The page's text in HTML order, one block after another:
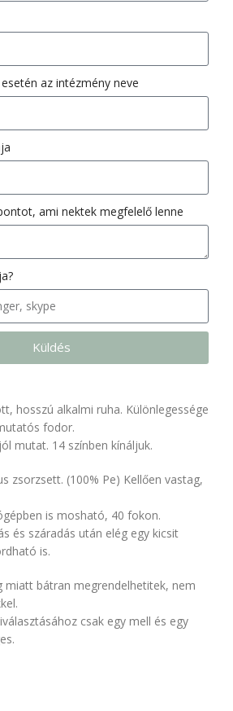
az intézmény neve
ami nektek megfelelő lenne
Küldés
hosszú alkalmi ruha. Különlegessége
fodor.
mutat. 14 színben kínáljuk.
zsorzsett. (100% Pe) Kellően vastag,
is mosható, 40 fokon.
és száradás után elég egy kicsit
is.
miatt bátran megrendelhetitek, nem
csak egy mell és egy